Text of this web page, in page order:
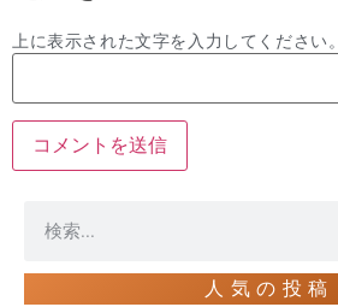
上に表示された文字を入力してください。
人気の投稿